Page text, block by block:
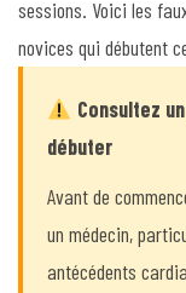
sessions. Voici les
novices qui débutent
Consultez
débuter
Avant de
un médecin,
antécédents